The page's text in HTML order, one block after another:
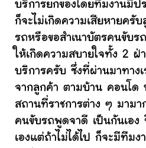
บริการยกของโดยทีมงานมีป
ก็จะไม่เกิดความเสียหายครั
รถหรือขอสำเนาบัตรคนขับร
ให้เกิดความสบายใจทั้ง 2 ฝ่
บริการครับ ซึ่งที่ผ่านมาทางเ
จากลูกค้า ตามบ้าน คอนโด
สถานที่ราชการต่าง ๆ มาม
คนขับรถพูดจาดี เป็นกันเอง
เองแต่ถ้าไม่ได้ไป ก็จะมีทีม